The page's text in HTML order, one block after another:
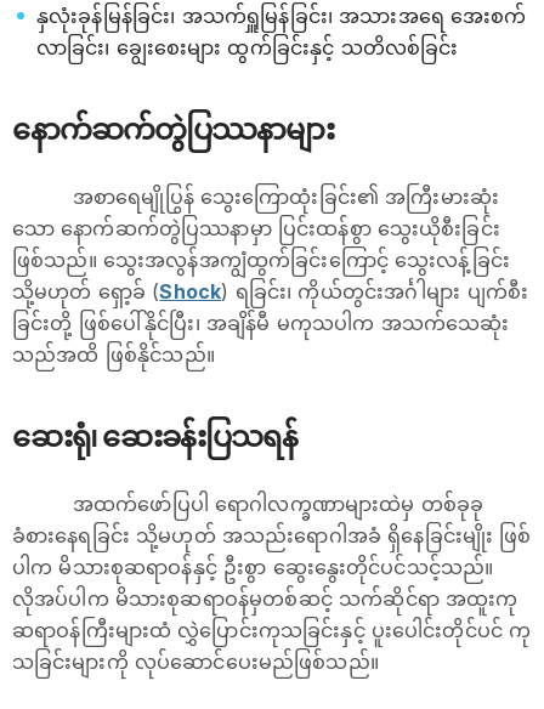
နှလုံးခုန်မြန်ခြင်း၊ အသက်ရှူမြန်ခြင်း၊ အသားအရေ အေးစက်
လာခြင်း၊ ချွေးစေးများ ထွက်ခြင်းနှင့် သတိလစ်ခြင်း
နောက်ဆက်တွဲပြဿနာများ
အစာရေမျိုပြွန် သွေးကြောထုံးခြင်း၏ အကြီးမားဆုံး
သော နောက်ဆက်တွဲပြဿနာမှာ ပြင်းထန်စွာ သွေးယိုစီးခြင်း
ဖြစ်သည်။ သွေးအလွန်အကျွံထွက်ခြင်းကြောင့် သွေးလန့်ခြင်း
သို့မဟုတ် ရှော့ခ် (Shock) ရခြင်း၊ ကိုယ်တွင်းအင်္ဂါများ ပျက်စီး
ခြင်းတို့ ဖြစ်ပေါ်နိုင်ပြီး၊ အချိန်မီ မကုသပါက အသက်သေဆုံး
သည်အထိ ဖြစ်နိုင်သည်။
ဆေးရုံ၊ ဆေးခန်းပြသရန်
အထက်ဖော်ပြပါ ရောဂါလက္ခဏာများထဲမှ တစ်ခုခု
ခံစားနေရခြင်း သို့မဟုတ် အသည်းရောဂါအခံ ရှိနေခြင်းမျိုး ဖြစ်
ပါက မိသားစုဆရာဝန်နှင့် ဦးစွာ ဆွေးနွေးတိုင်ပင်သင့်သည်။
လိုအပ်ပါက မိသားစုဆရာဝန်မှတစ်ဆင့် သက်ဆိုင်ရာ အထူးကု
ဆရာဝန်ကြီးများထံ လွှဲပြောင်းကုသခြင်းနှင့် ပူးပေါင်းတိုင်ပင် ကု
သခြင်းများကို လုပ်ဆောင်ပေးမည်ဖြစ်သည်။